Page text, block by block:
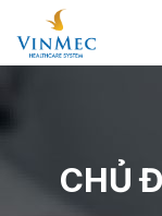
CHỦ